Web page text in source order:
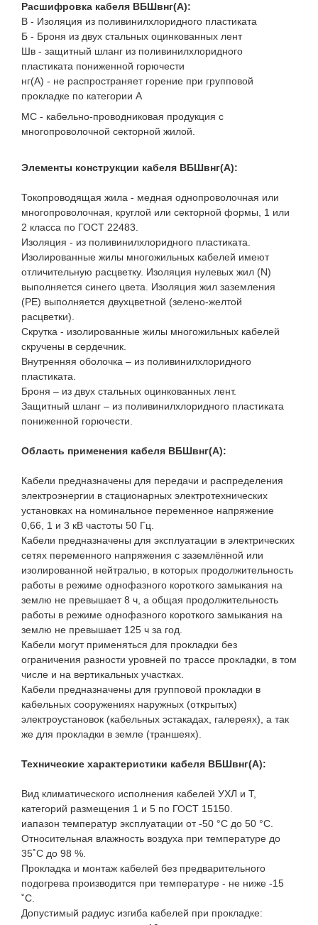
Расшифровка кабеля ВБШвнг(A):
В - Изоляция из поливинилxлоридного пластиката
Б - Броня из двух стальных оцинкованных лент
Шв - защитный шланг из поливинилxлоридного
пластиката пониженной горючести
нг(A) - не распространяет горение при групповой
прокладке по категории А
МС - кабельно-проводниковая продукция с
многопроволочной секторной жилой.
Элементы конструкции кабеля ВБШвнг(A):
Токопроводящая жила - медная однопроволочная или
многопроволочная, круглой или секторной формы, 1 или
2 класса по ГОСТ 22483.
Изоляция - из поливинилxлоридного пластиката.
Изолированные жилы многожильных кабелей имеют
отличительную расцветку. Изоляция нулевых жил (N)
выполняется синего цвета. Изоляция жил заземления
(PE) выполняется двухцветной (зелено-желтой
расцветки).
Скрутка - изолированные жилы многожильных кабелей
скручены в сердечник.
Внутренняя оболочка – из поливинилхлоридного
пластиката.
Броня – из двух стальных оцинкованных лент.
Защитный шланг – из поливинилхлоридного пластиката
пониженной горючести.
Область применения кабеля ВБШвнг(A):
Кабели предназначены для передачи и распределения
электроэнергии в стационарных электротехнических
установках на номинальное переменное напряжение
0,66, 1 и 3 кВ частоты 50 Гц.
Кабели предназначены для эксплуатации в электрических
сетях переменного напряжения с заземлённой или
изолированной нейтралью, в которых продолжительность
работы в режиме однофазного короткого замыкания на
землю не превышает 8 ч, а общая продолжительность
работы в режиме однофазного короткого замыкания на
землю не превышает 125 ч за год.
Кабели могут применяться для прокладки без
ограничения разности уровней по трассе прокладки, в том
числе и на вертикальных участках.
Кабели предназначены для групповой прокладки в
кабельных сооружениях наружных (открытых)
электроустановок (кабельных эстакадах, галереях), а так
же для прокладки в земле (траншеях).
Технические характеристики кабеля ВБШвнг(A):
Вид климатического исполнения кабелей УХЛ и Т,
категорий размещения 1 и 5 по ГОСТ 15150.
иапазон температур эксплуатации от -50 °С до 50 °С.
Относительная влажность воздуха при температуре до
35˚С до 98 %.
Прокладка и монтаж кабелей без предварительного
подогрева производится при температуре - не ниже -15
˚С.
Допустимый радиус изгиба кабелей при прокладке: